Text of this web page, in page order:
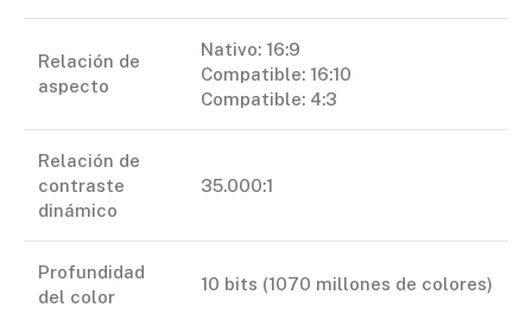
Relación de
aspecto
Nativo: 16:9
Compatible: 16:10
Compatible: 4:3
Relación de
contraste
dinámico
35.000:1
Profundidad
del color
10 bits (1070 millones de colores)